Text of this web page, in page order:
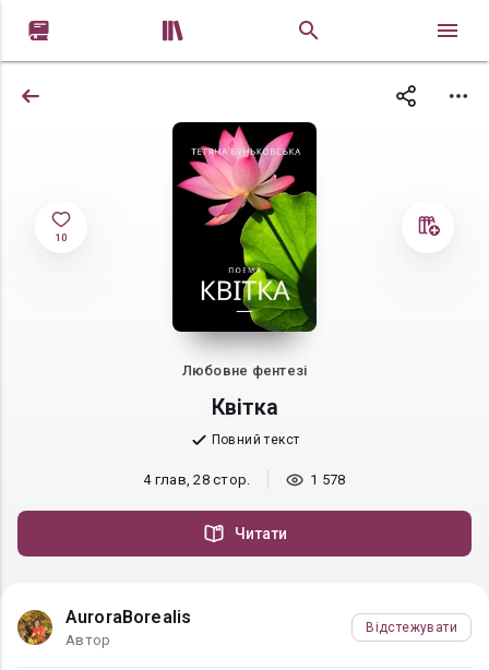
 
10
Любовне фентезі
Квітка
Повний текст
4 глав, 28 стор. 1 578
Читати
AuroraBorealis
Автор
Відстежувати